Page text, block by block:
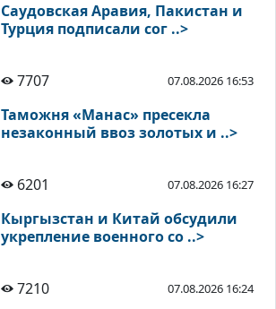
Саудовская Аравия, Пакистан и
Турция подписали сог ..>
7707 07.08.2026 16:53
Таможня «Манас» пресекла
незаконный ввоз золотых и ..>
6201 07.08.2026 16:27
Кыргызстан и Китай обсудили
укрепление военного со ..>
7210 07.08.2026 16:24